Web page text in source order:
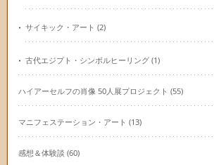
サイキック・アート (2)
古代エジプト・シンボルヒーリング (1)
ハイアーセルフの肖像 50人展プロジェクト (55)
マニフェステーション・アート (13)
感想＆体験談 (60)